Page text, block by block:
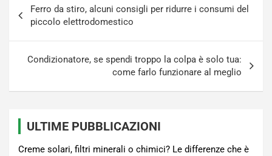
articoli
Ferro da stiro, alcuni consigli per ridurre i consumi del
piccolo elettrodomestico
Condizionatore, se spendi troppo la colpa è solo tua:
come farlo funzionare al meglio
ULTIME PUBBLICAZIONI
Creme solari, filtri minerali o chimici? Le differenze che è